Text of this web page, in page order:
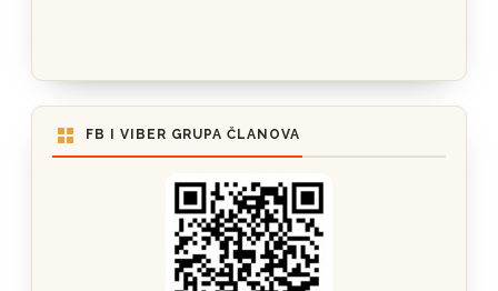
FB I VIBER GRUPA ČLANOVA